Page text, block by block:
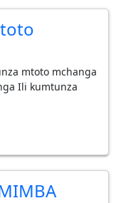
mtoto mchanga
Ili kumtunza